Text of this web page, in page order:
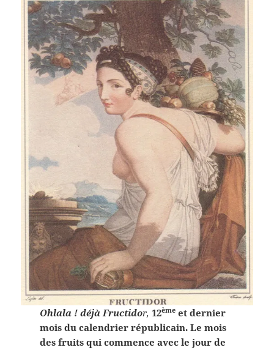
Ohlala ! déjà Fructidor, 12èmeet dernier
mois du calendrier républicain. Le mois
des fruits qui commence avec le jour de